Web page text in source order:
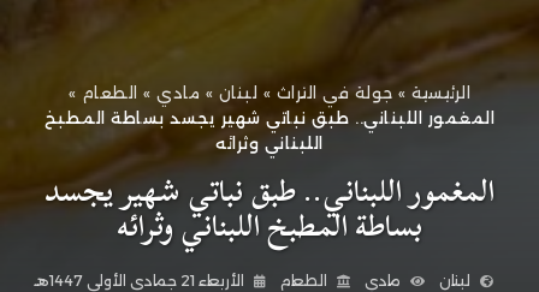
الرئيسية» جولة في التراث » لبنان » مادي» الطعام »
المغمور اللبناني.. طبق نباتي شهير يجسد بساطة المطبخ
اللبناني وثرائه
المغمور اللبناني.. طبق نباتي شهير يجسد
بساطة المطبخ اللبناني وثرائه
لبنان مادي الطعام الأربعاء 21 جمادى الأولى 1447هـ